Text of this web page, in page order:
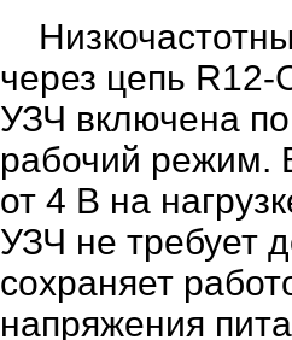
через цепь
УЗЧ включена
рабочий режим.
от 4 В на
УЗЧ не требует
сохраняет
напряжения